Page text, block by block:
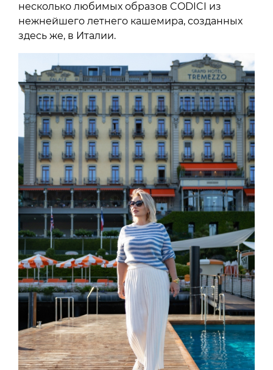
несколько любимых образов CODICI из
нежнейшего летнего кашемира, созданных
здесь же, в Италии.